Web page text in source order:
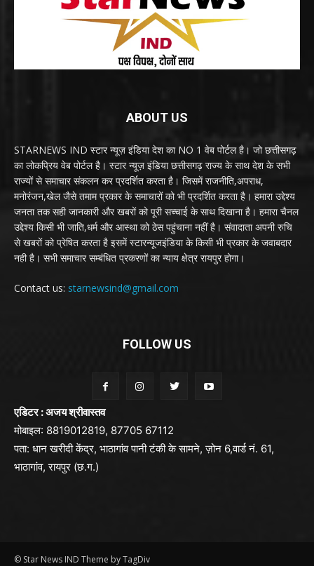
ABOUT US
STARNEWS IND स्टार न्यूज़ इंडिया देश का NO 1 वेब पोर्टल है। जो छत्तीसगढ़
का लोकप्रिय वेब पोर्टल है। स्टार न्यूज़ इंडिया छत्तीसगढ़ राज्य के साथ देश के सभी
राज्यों से समाचार संकलन कर प्रदर्शित करता है। जिसमें राजनीति,अपराध,
मनोरंजन,खेल जैसे तमाम प्रकार के समाचारों को भी प्रदर्शित करता है। हमारा उद्देश्य
जनता तक सही जानकारी और खबरों को पूरी सच्चाई के साथ दिखाना है। हमारा चैनल
उद्देश्य किसी भी जाति,धर्म और आस्था को ठेस पहुंचाना नहीं है। संवादाता अपनी रुचि
से खबरों को प्रेषित करता है इसमें स्टारन्यूजइंडिया के किसी भी प्रकार के जवाबदार
नही है। सभी समाचार सम्बंधित प्रकरणों का न्याय क्षेत्र रायपुर होगा।
Contact us: starnewsind@gmail.com
FOLLOW US
एडिटर : अजय श्रीवास्तव
मोबाइल: 8819012819, 87705 67112
पता: धान खरीदी केंद्र, भाठागांव पानी टंकी के सामने, ज़ोन 6,वार्ड नं. 61,
भाठागांव, रायपुर (छ.ग.)
© Star News IND Theme by TagDiv